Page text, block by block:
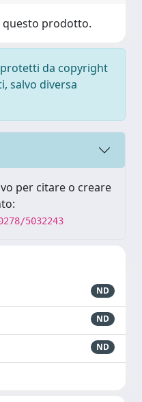
questo prodotto.
protetti da copyright
salvo diversa
per citare o creare
5032243
ND
ND
ND